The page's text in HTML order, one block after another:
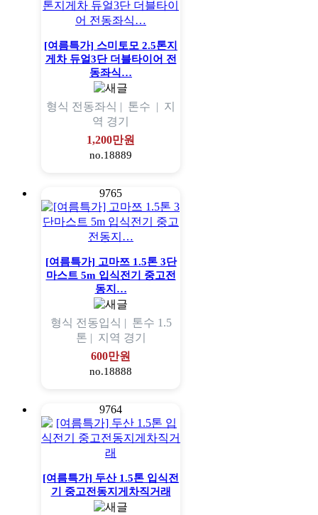
[여름특가] 스미토모 2.5톤지
게차 듀얼3단 더블타이어 전
동좌식…
형식 전동좌식 | 톤수 | 지
역 경기
1,200만원
no.18889
9765
[여름특가] 고마쯔 1.5톤 3단
마스트 5m 입식전기 중고전
동지…
형식 전동입식 | 톤수 1.5
톤 | 지역 경기
600만원
no.18888
9764
[여름특가] 두산 1.5톤 입식전
기 중고전동지게차직거래